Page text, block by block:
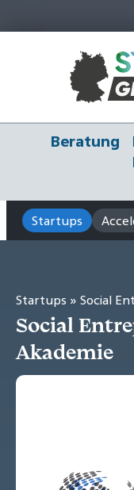
Beratung
Startups
Startups » Social
Social
Akademie